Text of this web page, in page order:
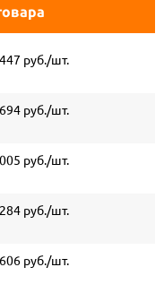
руб./шт.
руб./шт.
руб./шт.
руб./шт.
руб./шт.